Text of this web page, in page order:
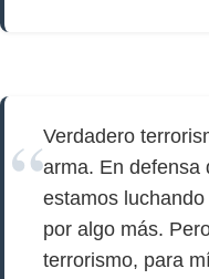
Verdadero
arma. En defensa
estamos
por algo más.
terrorismo, para